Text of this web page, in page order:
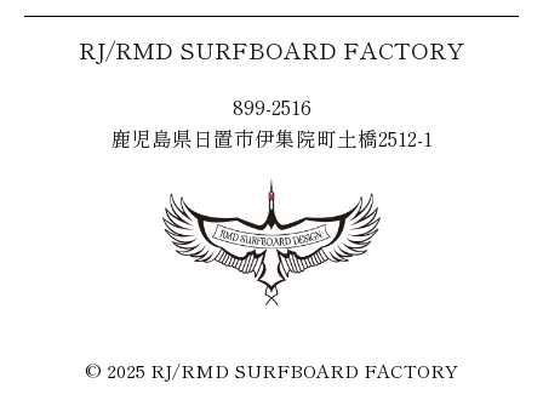
RJ/RMD SURFBOARD FACTORY
899-2516
鹿児島県日置市伊集院町土橋2512-1
© 2025 RJ/RMD SURFBOARD FACTORY